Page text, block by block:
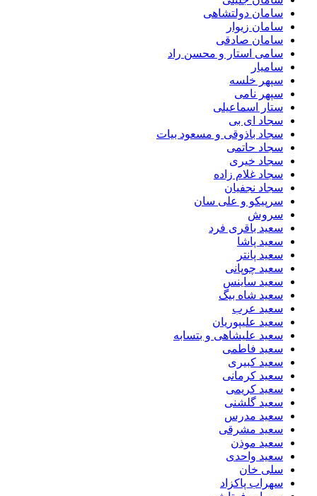
سامان دولتشاهی
سامان زیوار
سامان صادقی
سامی استار و محسن راد
سامیار
سپهر خلسه
سپهر نامی
ستار اسماعیلی
سجاد ای بی
سجاد باذوقی و مسعود بیات
سجاد حاتمی
سجاد خیری
سجاد غلام زاده
سجاد نجفیان
سرپیکو و علی سان
سروش
سعید باقری فرد
سعید پاشا
سعید پانتر
سعید چوپانی
سعید ساینس
سعید شاه بیگ
سعید عرب
سعید علیپوریان
سعید علیشاهی و بتسابه
سعید فاطمی
سعید کبیری
سعید کرمانی
سعید کریمی
سعید گلشنی
سعید مدرس
سعید مشرقی
سعید موذن
سعید واحدی
سلی خان
سهراب پاکزاد